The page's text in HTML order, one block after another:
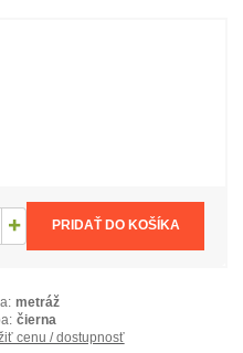
PRIDAŤ DO KOŠÍKA
metráž
čierna
cenu / dostupnosť